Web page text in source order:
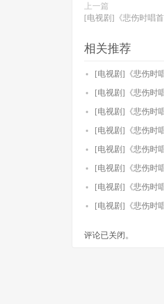
上一篇
[电视剧]《悲伤时唱
相关推荐
[电视剧]《悲伤时
[电视剧]《悲伤时
[电视剧]《悲伤时
[电视剧]《悲伤时
[电视剧]《悲伤时
[电视剧]《悲伤时
[电视剧]《悲伤时
[电视剧]《悲伤时
评论已关闭。